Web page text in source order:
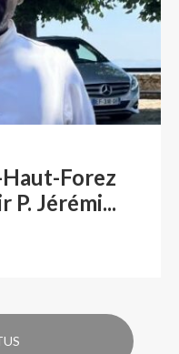
Forez
P. Jérémi...